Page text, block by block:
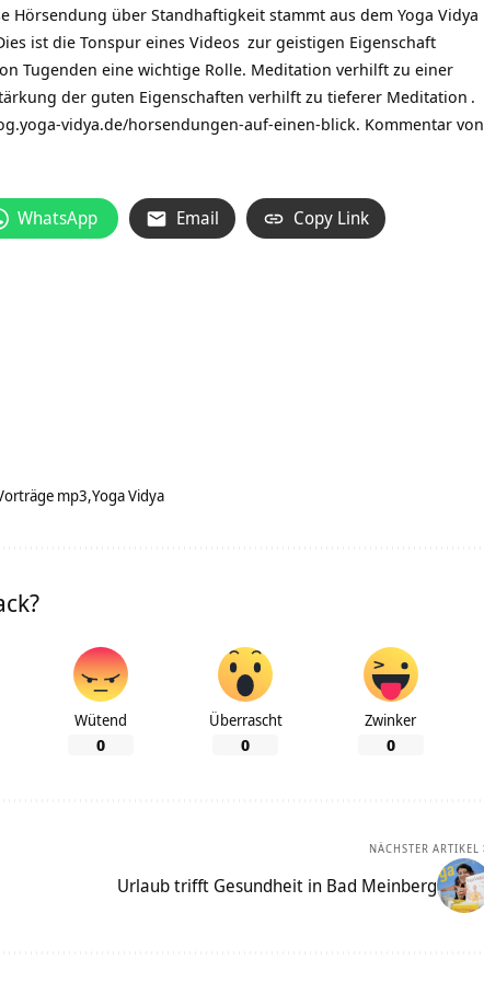
Hörsendung über Standhaftigkeit stammt aus dem Yoga Vidya
ist die Tonspur eines Videos zur geistigen Eigenschaft
Tugenden eine wichtige Rolle. Meditation verhilft zu einer
der guten Eigenschaften verhilft zu tieferer Meditation .
vidya.de/horsendungen-auf-einen-blick. Kommentar von
WhatsApp Email Copy Link
mp3 Yoga Vidya
Wütend
0
Überrascht
0
Zwinker
0
NÄCHSTER ARTIKEL
Urlaub trifft Gesundheit in Bad Meinberg